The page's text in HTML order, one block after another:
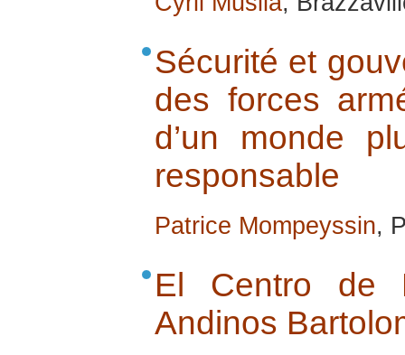
Sécurité et
des forces
d’un monde
responsable
Patrice Mompeyssin,
El Centro de
Andinos